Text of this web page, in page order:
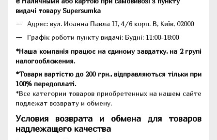
видачі товару Supersumka
Адрес: вул. Иоанна Павла II, 4/6 корп. В, Київ, 02000
Графік роботи пункту видачі: Будні: 11:00-18:00
*Наша компанія працює на єдиному завдатку, на 2 групі
налогообложения.
*Товари вартістю до 200 грн., відправляються тільки при
100% передоплаті.
*Все категории товаров приобретенных на нашем сайте
подлежат возврату и обмену.
Условия возврата и обмена для товаров
надлежащего качества